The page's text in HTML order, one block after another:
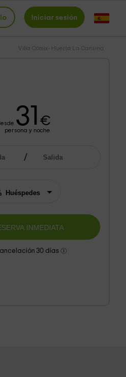
Iniciar sesión
Villa Cómix- Huerta La Cansina
31 €
persona y noche
INMEDIATA
30 días